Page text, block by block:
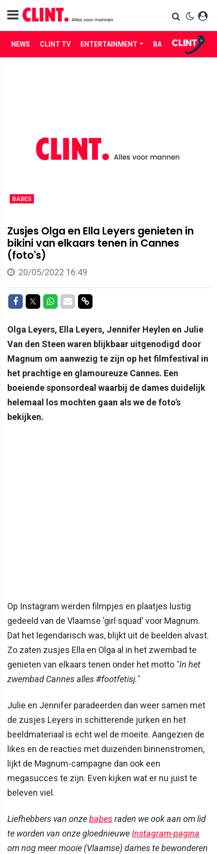
NEWS CLINT TV ENTERTAINMENT BABES LIFE
BABES
Zusjes Olga en Ella Leyers genieten in
bikini van elkaars tenen in Cannes
(foto's)
20/05/2022 16:49
Delen op Facebook
Delen op Twitter
Delen op Whatsapp
Delen via Mail
Delen via link
Olga Leyers, Ella Leyers, Jennifer Heylen en Julie
Van den Steen waren blijkbaar uitgenodigd door
Magnum om aanwezig te zijn op het filmfestival in
het prachtige en glamoureuze Cannes. Een
boeiende sponsordeal waarbij de dames duidelijk
helemaal los mochten gaan als we de foto's
bekijken.
Op Instagram werden filmpjes en plaatjes lustig
gedeeld van de Vlaamse 'girl squad' voor Magnum.
Dat het legendarisch was, blijkt uit de beelden alvast.
Zo zaten zusjes Ella en Olga al in het zwembad te
genieten van elkaars tenen onder het motto "In het
zwembad Cannes alles #footfetisj."
Julie en Jennifer paradeerden dan weer samen met
de zusjes Leyers in schitterende jurken en het
beeldmateriaal is echt wel de moeite. Aangezien de
likes en de reacties met duizenden binnenstromen,
lijkt de Magnum-campagne dan ook een
megasucces te zijn. Even kijken wat er nu juist te
beleven viel.
Liefhebbers van onzebabesraden we ook aan om lid
te worden van onze gloednieuweInstagram-pagina
om nog meer mooie (Vlaamse) dames te bewonderen